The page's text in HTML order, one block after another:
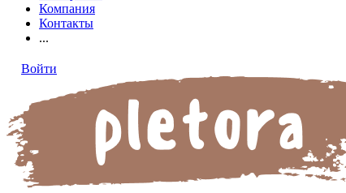
Компания
Контакты
...
Войти